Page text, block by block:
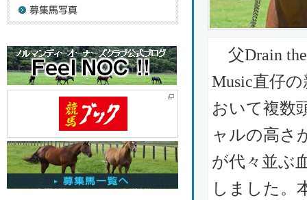
父Drain
Music直仔
おいて複数
ャルの高さ
が代々並ぶ
しました。